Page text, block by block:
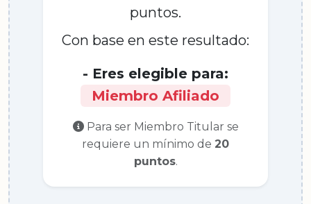
puntos.
Con base en este resultado:
- Eres elegible para:
Miembro Afiliado
Para ser Miembro Titular se
requiere un mínimo de 20
puntos.